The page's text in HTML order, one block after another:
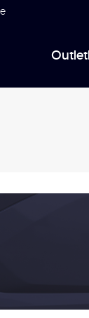
Outlet